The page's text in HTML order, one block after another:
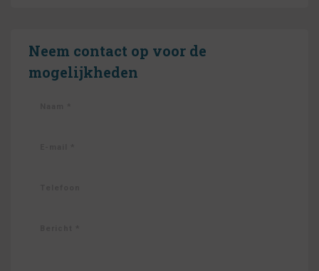
Neem contact op voor de
mogelijkheden